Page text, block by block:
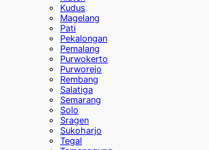
Kudus
Magelang
Pati
Pekalongan
Pemalang
Purwokerto
Purworejo
Rembang
Salatiga
Semarang
Solo
Sragen
Sukoharjo
Tegal